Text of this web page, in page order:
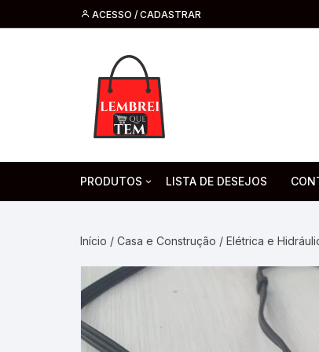
ACESSO / CADASTRAR
PRODUTOS
Artesanato
Artigos para festa
LISTA DE DESEJOS
Início / Casa e Construção / Elétrica e